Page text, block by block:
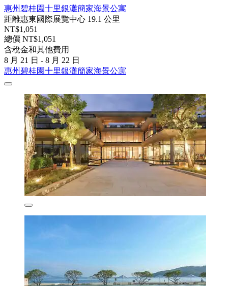
惠州碧桂園十里銀灘簡家海景公寓
距離惠東國際展覽中心 19.1 公里
NT$1,051
總價 NT$1,051
含稅金和其他費用
8 月 21 日 - 8 月 22 日
惠州碧桂園十里銀灘簡家海景公寓